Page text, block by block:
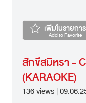
เพิ่มในรายกา
Add to Favorite
สักขีสมิหรา -
(KARAOKE)
136 views |